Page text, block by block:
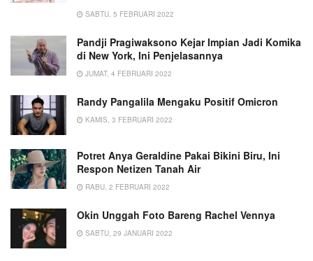
SABTU, 5 FEBRUARI 2022
Pandji Pragiwaksono Kejar Impian Jadi Komika
di New York, Ini Penjelasannya
JUMAT, 4 FEBRUARI 2022
Randy Pangalila Mengaku Positif Omicron
KAMIS, 3 FEBRUARI 2022
Potret Anya Geraldine Pakai Bikini Biru, Ini
Respon Netizen Tanah Air
RABU, 2 FEBRUARI 2022
Okin Unggah Foto Bareng Rachel Vennya
SABTU, 29 JANUARI 2022